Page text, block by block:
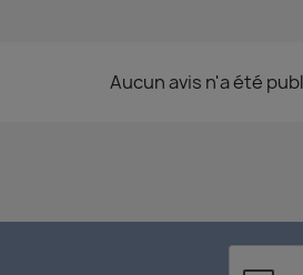
Aucun avis n'a été